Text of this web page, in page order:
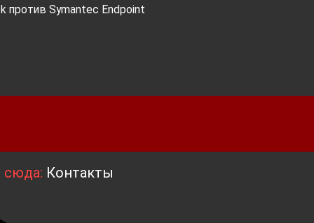
против Symantec Endpoint
сюда: Контакты